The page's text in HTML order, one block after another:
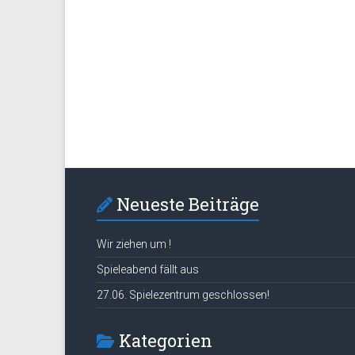
Neueste Beiträge
Wir ziehen um !
Spieleabend fällt aus
27.06. Spielezentrum geschlossen!
Kategorien